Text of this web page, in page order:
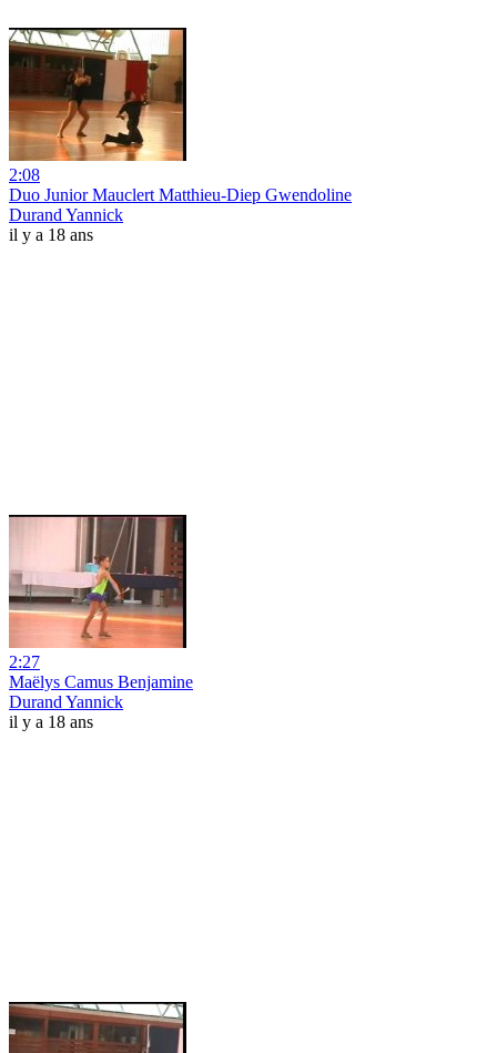
2:08
Duo Junior Mauclert Matthieu-Diep Gwendoline
Durand Yannick
il y a 18 ans
2:27
Maëlys Camus Benjamine
Durand Yannick
il y a 18 ans